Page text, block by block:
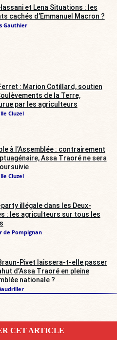
et Lena Situations : les
cachés d’Emmanuel Macron ?
Gauthier
: Marion Cotillard, soutien
de la Terre,
par les agriculteurs
Cluzel
à l’Assemblée : contrairement
Assa Traoré ne sera
Cluzel
party illégale dans les Deux-
: les agriculteurs sur tous les
de Pompignan
Pivet laissera-t-elle passer
d’Assa Traoré en pleine
nationale ?
CET ARTICLE